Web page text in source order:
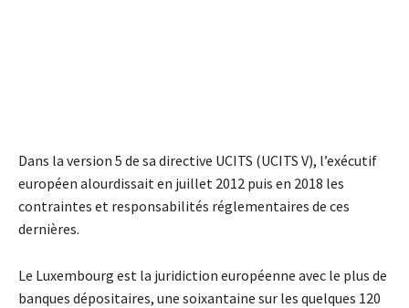
Dans la version 5 de sa directive UCITS (UCITS V), l’exécutif
européen alourdissait en juillet 2012 puis en 2018 les
contraintes et responsabilités réglementaires de ces
dernières.
Le Luxembourg est la juridiction européenne avec le plus de
banques dépositaires, une soixantaine sur les quelques 120